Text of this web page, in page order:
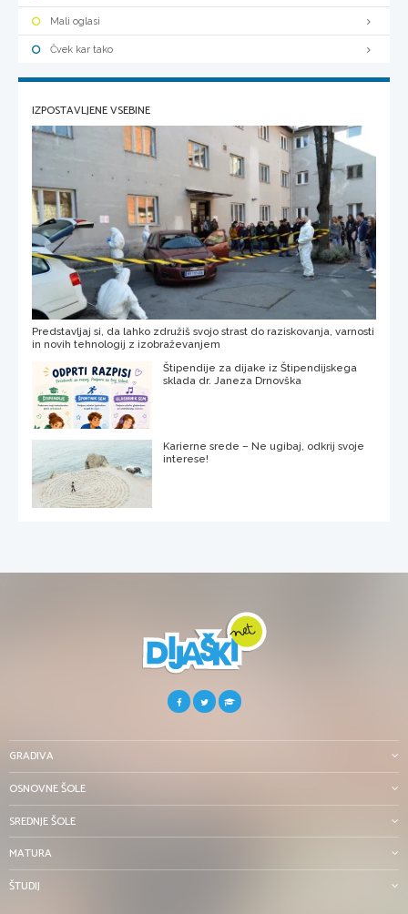
Mali oglasi
Čvek kar tako
IZPOSTAVLJENE VSEBINE
Predstavljaj si, da lahko združiš svojo strast do raziskovanja, varnosti
in novih tehnologij z izobraževanjem
Štipendije za dijake iz Štipendijskega
sklada dr. Janeza Drnovška
Karierne srede – Ne ugibaj, odkrij svoje
interese!
GRADIVA
OSNOVNE ŠOLE
SREDNJE ŠOLE
MATURA
ŠTUDIJ